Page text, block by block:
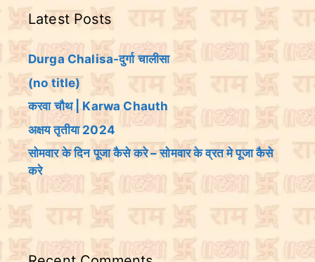
Latest Posts
Durga Chalisa-दुर्गा चालीसा
(no title)
करवा चौथ | Karwa Chauth
अक्षय तृतीया 2024
सोमवार के दिन पूजा कैसे करे – सोमवार के व्रत मे पूजा कैसे
करे